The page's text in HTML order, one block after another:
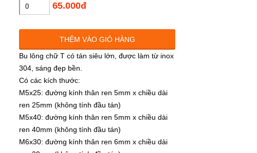
65.000đ
M8x60 (5 con)
95.000đ
THÊM VÀO GIỎ HÀNG
Bu lông chữ T có tán siêu lớn, được làm từ inox
304, sáng đẹp bền.
Có các kích thước:
M5x25: đường kính thân ren 5mm x chiều dài
ren 25mm (không tính đầu tán)
M5x40: đường kính thân ren 5mm x chiều dài
ren 40mm (không tính đầu tán)
M6x30: đường kính thân ren 6mm x chiều dài